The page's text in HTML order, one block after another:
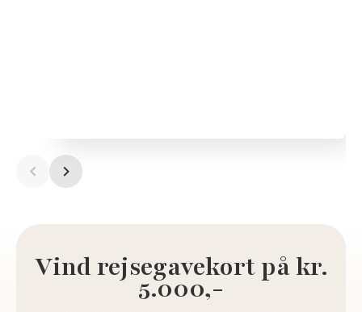
Vind rejsegavekort på kr.
5.000,-